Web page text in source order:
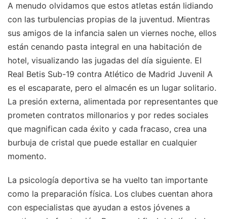
A menudo olvidamos que estos atletas están lidiando
con las turbulencias propias de la juventud. Mientras
sus amigos de la infancia salen un viernes noche, ellos
están cenando pasta integral en una habitación de
hotel, visualizando las jugadas del día siguiente. El
Real Betis Sub-19 contra Atlético de Madrid Juvenil A
es el escaparate, pero el almacén es un lugar solitario.
La presión externa, alimentada por representantes que
prometen contratos millonarios y por redes sociales
que magnifican cada éxito y cada fracaso, crea una
burbuja de cristal que puede estallar en cualquier
momento.
La psicología deportiva se ha vuelto tan importante
como la preparación física. Los clubes cuentan ahora
con especialistas que ayudan a estos jóvenes a